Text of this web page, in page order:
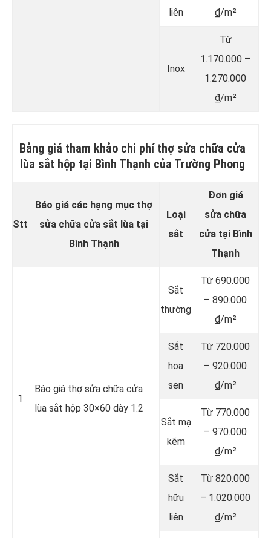
liên
₫/m²
Inox
Từ
1.170.000 –
1.270.000
₫/m²
Bảng giá tham khảo chi phí thợ sửa chữa cửa
lùa sắt hộp tại Bình Thạnh của Trường Phong
Stt
Báo giá các hạng mục thợ
sửa chữa cửa sắt lùa tại
Bình Thạnh
Loại
sắt
Đơn giá
sửa chữa
cửa tại Bình
Thạnh
1
Báo giá thợ sửa chữa cửa
lùa sắt hộp 30×60 dày 1.2
Sắt
thường
Từ 690.000
– 890.000
₫/m²
Sắt
hoa
sen
Từ 720.000
– 920.000
₫/m²
Sắt mạ
kẽm
Từ 770.000
– 970.000
₫/m²
Sắt
hữu
liên
Từ 820.000
– 1.020.000
₫/m²